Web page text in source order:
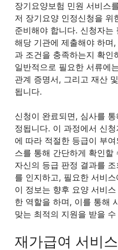
장기요양보험 민원 서비스
저 장기요양 인정신청을 위
준비해야 합니다. 신청자는
해당 기관에 제출해야 하며
과 조건을 충족하는지 확인
일반적으로 필요한 서류에
관계 증명서, 그리고 재산
됩니다.
신청이 완료되면, 심사를
정됩니다. 이 과정에서 신
에 따라 적절한 등급이 부
스를 통해 간단하게 확인할
자신의 등급 판정 결과를
를 인지하고, 필요한 서비
이 정보는 향후 요양 서비
한 역할을 하며, 이를 통해
맞는 최적의 지원을 받을
재가급여 서비